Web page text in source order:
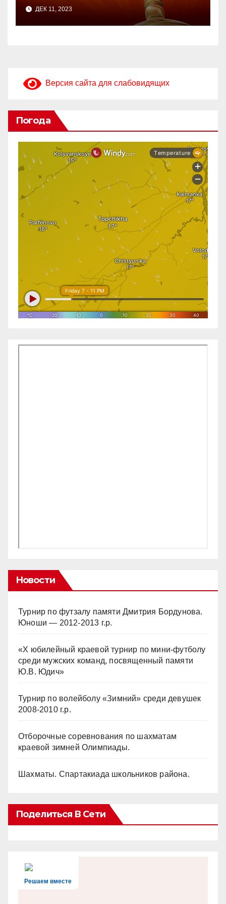
ДЕК 11, 2023
Версия сайта для слабовидящих
Погода
Новости
Турнир по футзалу памяти Дмитрия Бордунова.
Юноши — 2012-2013 г.р.
«Х юбилейный краевой турнир по мини-футболу
среди мужских команд, посвященный памяти
Ю.В. Юдич»
Турнир по волейболу «Зимний» среди девушек
2008-2010 г.р.
Отборочные соревнования по шахматам
краевой зимней Олимпиады.
Шахматы. Спартакиада школьников района.
Поделиться В Сети
Решаем вместе